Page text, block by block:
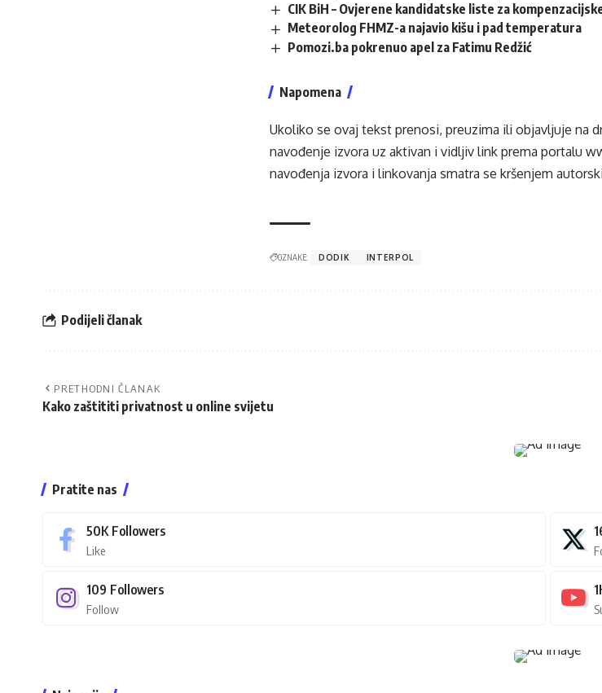
CIK BiH – Ovjerene kandidatske liste za
Meteorolog FHMZ-a najavio kišu i pad temperatura
Pomozi.ba pokrenuo apel za Fatimu Redžić
Napomena
Ukoliko se ovaj tekst prenosi, preuzima ili objavljuje na
navođenje izvora uz aktivan i vidljiv link prema portalu
navođenja izvora i linkovanja smatra se kršenjem
OZNAKE: DODIK INTERPOL
Podijeli članak
PRETHODNI ČLANAK
Kako zaštititi privatnost u online svijetu
Pratite nas
50K Followers
Like
109 Followers
Follow